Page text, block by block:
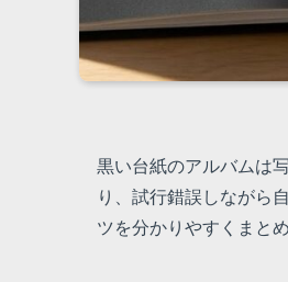
黒い台紙のアルバムは
り、試行錯誤しながら
ツを分かりやすくまと